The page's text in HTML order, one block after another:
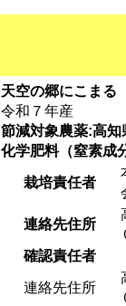
天空の郷にこまる
令和７年産
節減対象農薬:高知
化学肥料（窒素成
栽培責任者
連絡先住所
確認責任者
連絡先住所